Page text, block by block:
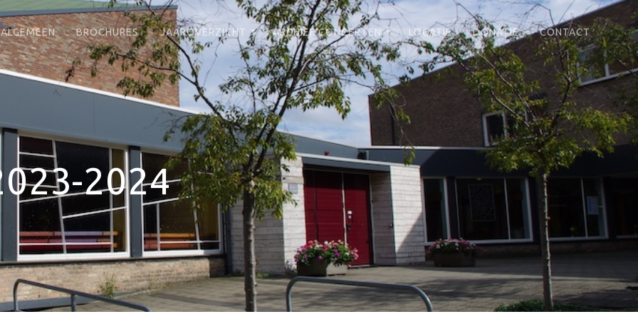
ALGEMEEN BROCHURES JAAROVERZICHT ARCHIEF CONCERTEN LOCATIE DONATIE CONTACT
2024